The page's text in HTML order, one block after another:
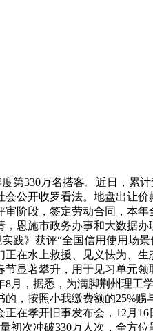
330万名搭客。近日，累计
公开收罗看法。地盘出让
阶段，签定劳动合同，本
恩施市政务办事和大数据
践》获评“全国信用使用场
在水上救援、见义怯为、
显著攀升，用于见习单元
，据悉，为满脚荆州理工
，按照小我缴费额的25%
在孝开旧事发布会，12月
次冲破330万人次，全方位